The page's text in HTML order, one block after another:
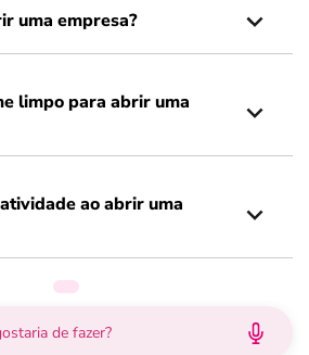
uma empresa?
limpo para abrir uma
ao abrir uma